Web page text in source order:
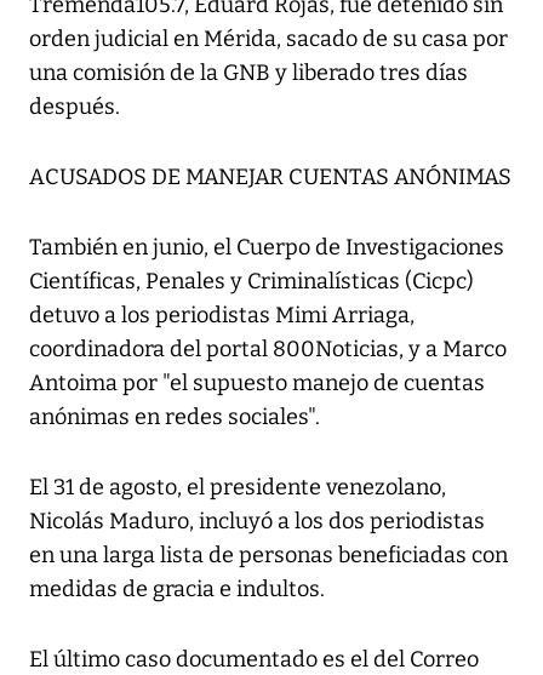
Tremenda105.7, Eduard Rojas, fue detenido sin
orden judicial en Mérida, sacado de su casa por
una comisión de la GNB y liberado tres días
después.
ACUSADOS DE MANEJAR CUENTAS ANÓNIMAS
También en junio, el Cuerpo de Investigaciones
Científicas, Penales y Criminalísticas (Cicpc)
detuvo a los periodistas Mimi Arriaga,
coordinadora del portal 800Noticias, y a Marco
Antoima por "el supuesto manejo de cuentas
anónimas en redes sociales".
El 31 de agosto, el presidente venezolano,
Nicolás Maduro, incluyó a los dos periodistas
en una larga lista de personas beneficiadas con
medidas de gracia e indultos.
El último caso documentado es el del Correo